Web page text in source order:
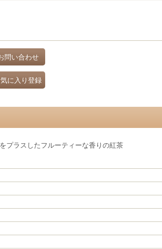
問い合わせ
に入り登録
プラスしたフルーティーな香りの紅茶